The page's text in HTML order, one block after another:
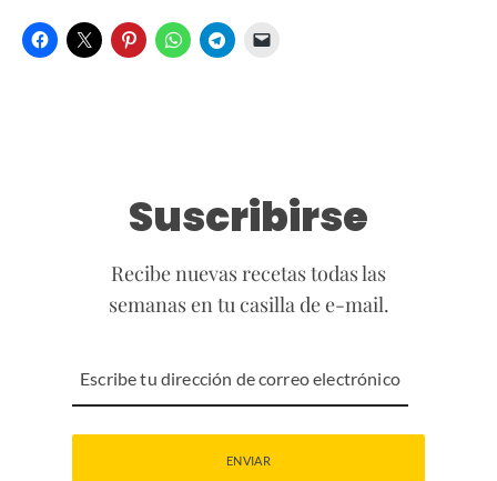
Suscribirse
Recibe nuevas recetas todas las
semanas en tu casilla de e-mail.